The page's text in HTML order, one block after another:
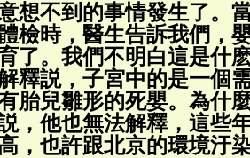
想不到的事情發生了。
檢時，醫生告訴我們，
了。我們不明白這是什
釋説，子宮中的是一個
胎兒雛形的死嬰。為什
，他也無法解釋，這些
，也許跟北京的環境汙